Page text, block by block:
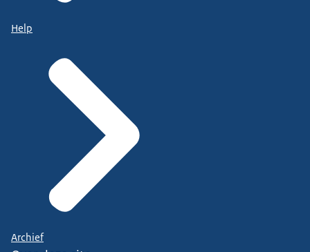
Help
Archief